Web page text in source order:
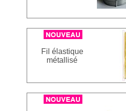
Fil élastique
métallisé